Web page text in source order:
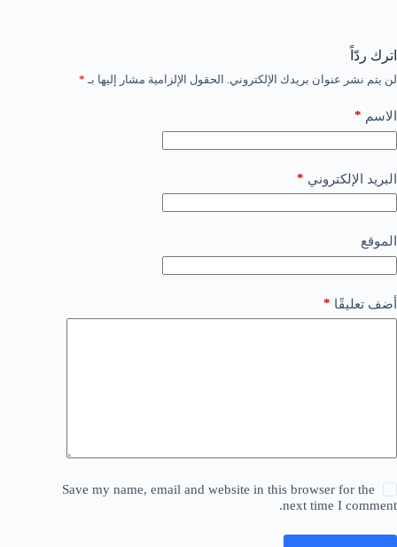
اترك ردّاً
لن يتم نشر عنوان بريدك الإلكتروني. الحقول الإلزامية مشار إليها بـ *
الاسم *
البريد الإلكتروني *
الموقع
أضف تعليقًا *
Save my name, email and website in this browser for the
next time I comment.